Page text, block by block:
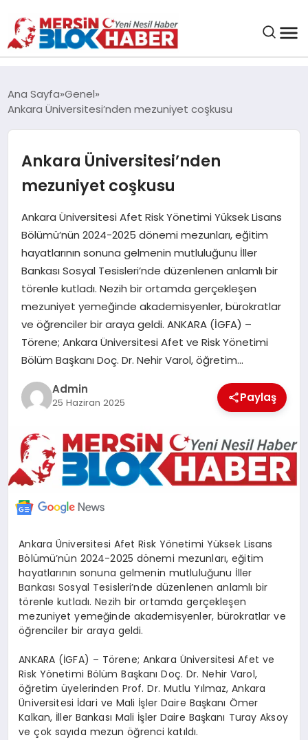
ASAYIŞ
EKONOMI
SANAT
POLITIKA
YAŞAM
SPOR
ILETİŞİM
KÜNYE
Ana Sayfa Genel
Ankara Üniversitesi’nden mezuniyet coşkusu
Ankara Üniversitesi’nden
mezuniyet coşkusu
Ankara Üniversitesi Afet Risk Yönetimi Yüksek Lisans
Bölümü’nün 2024-2025 dönemi mezunları, eğitim
hayatlarının sonuna gelmenin mutluluğunu İller
Bankası Sosyal Tesisleri’nde düzenlenen anlamlı bir
törenle kutladı. Nezih bir ortamda gerçekleşen
mezuniyet yemeğinde akademisyenler, bürokratlar
ve öğrenciler bir araya geldi. ANKARA (İGFA) –
Törene; Ankara Üniversitesi Afet ve Risk Yönetimi
Bölüm Başkanı Doç. Dr. Nehir Varol, öğretim…
Admin
25 Haziran 2025 Paylaş
Ankara Üniversitesi Afet Risk Yönetimi Yüksek Lisans
Bölümü’nün 2024-2025 dönemi mezunları, eğitim
hayatlarının sonuna gelmenin mutluluğunu İller
Bankası Sosyal Tesisleri’nde düzenlenen anlamlı bir
törenle kutladı. Nezih bir ortamda gerçekleşen
mezuniyet yemeğinde akademisyenler, bürokratlar ve
öğrenciler bir araya geldi.
ANKARA (İGFA) – Törene; Ankara Üniversitesi Afet ve
Risk Yönetimi Bölüm Başkanı Doç. Dr. Nehir Varol,
öğretim üyelerinden Prof. Dr. Mutlu Yılmaz, Ankara
Üniversitesi İdari ve Mali İşler Daire Başkanı Ömer
Kalkan, İller Bankası Mali İşler Daire Başkanı Turay Aksoy
ve çok sayıda mezun öğrenci katıldı.